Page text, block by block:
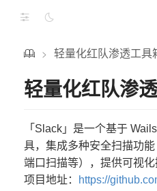
> 轻量化红队渗透工具
轻量化红队渗
「Slack」是一个基于
具，集成多种安全扫描功能
端口扫描等），提供可视化
项目地址：
https://